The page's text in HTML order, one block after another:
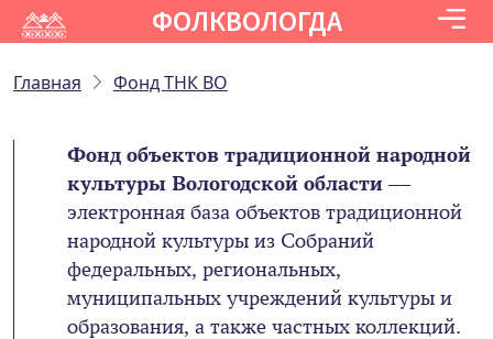
ФОЛКВОЛОГДА
Главная Фонд ТНК ВО
Фонд объектов традиционной народной
культуры Вологодской области—
электронная база объектов традиционной
народной культуры из Собраний
федеральных, региональных,
муниципальных учреждений культуры и
образования, а также частных коллекций.